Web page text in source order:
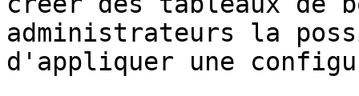
administrateurs la
d'appliquer une